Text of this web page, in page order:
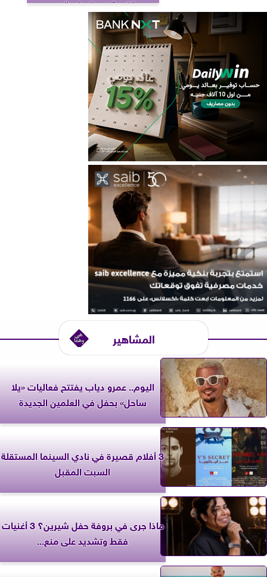
والتنمية في الوطن العربي
المشاهير
اليوم.. عمرو دياب يفتتح فعاليات «يلا
ساحل» بحفل في العلمين الجديدة
3 أفلام قصيرة في نادي السينما المستقلة
السبت المقبل
ماذا جرى في بروفة حفل شيرين؟ 3 أغنيات
فقط وتشديد على منع...